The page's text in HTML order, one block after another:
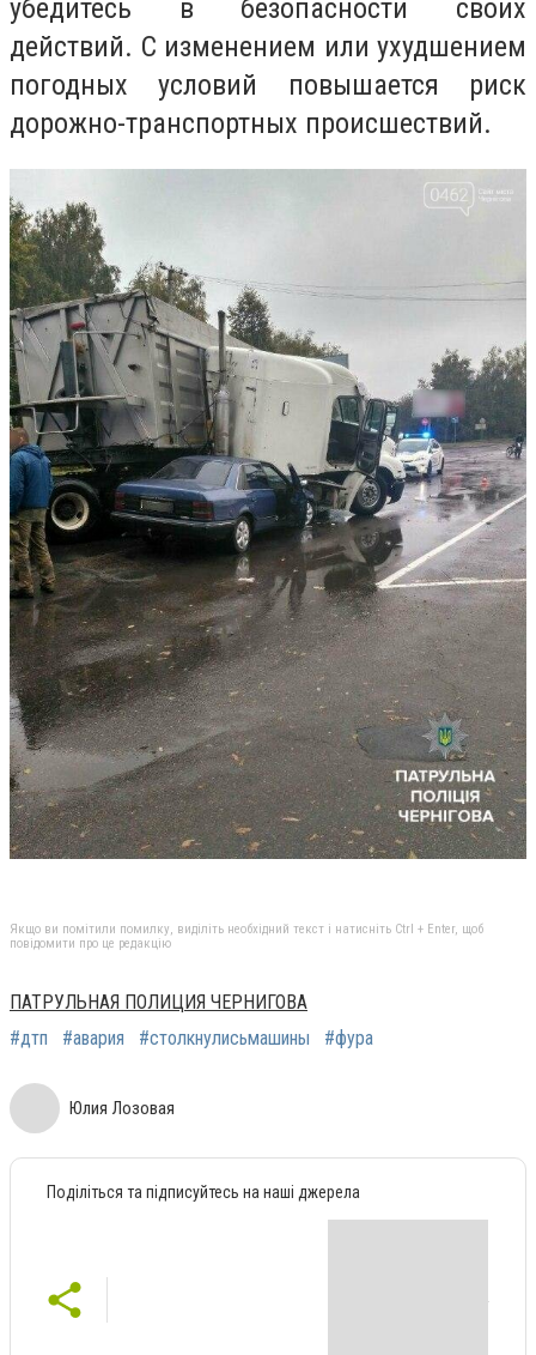
убедитесь в безопасности своих
действий. С изменением или ухудшением
погодных условий повышается риск
дорожно-транспортных происшествий.
Якщо ви помітили помилку, виділіть необхідний текст і натисніть Ctrl + Enter, щоб
повідомити про це редакцію
ПАТРУЛЬНАЯ ПОЛИЦИЯ ЧЕРНИГОВА
#дтп
#авария #столкнулисьмашины #фура
Юлия Лозовая
Поділіться та підписуйтесь на наші джерела